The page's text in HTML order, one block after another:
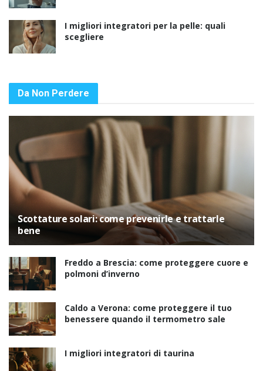
I migliori integratori per la pelle: quali
scegliere
Da Non Perdere
Scottature solari: come prevenirle e trattarle
bene
Freddo a Brescia: come proteggere cuore e
polmoni d’inverno
Caldo a Verona: come proteggere il tuo
benessere quando il termometro sale
I migliori integratori di taurina